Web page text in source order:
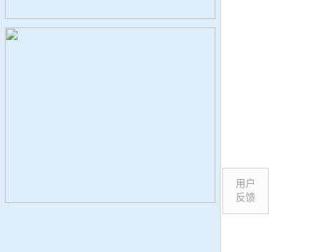
用户
反馈